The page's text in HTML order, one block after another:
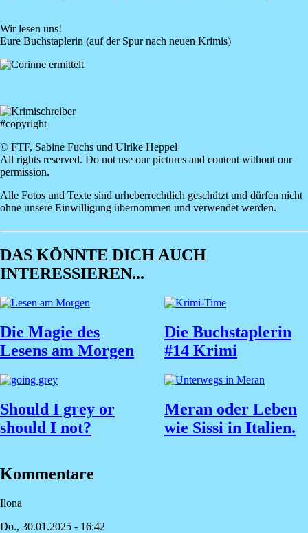
Wir lesen uns!
Eure Buchstaplerin (auf der Spur nach neuen Krimis)
Image
#copyright
© FTF, Sabine Fuchs und Ulrike Heppel
All rights reserved. Do not use our pictures and content without our
permission.
Alle Fotos und Texte sind urheberrechtlich geschützt und dürfen nicht
ohne unsere Einwilligung übernommen und verwendet werden.
DAS KÖNNTE DICH AUCH
INTERESSIEREN...
Die Magie des
Lesens am Morgen
Die Buchstaplerin
#14 Krimi
Should I grey or
should I not?
Meran oder Leben
wie Sissi in Italien.
Kommentare
Ilona
Do., 30.01.2025 - 16:42